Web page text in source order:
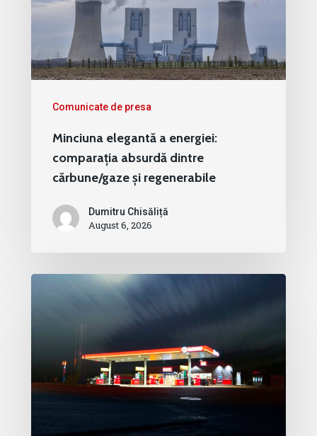
Comunicate de presa
Minciuna elegantă a energiei:
comparația absurdă dintre
cărbune/gaze și regenerabile
Dumitru Chisăliță
August 6, 2026